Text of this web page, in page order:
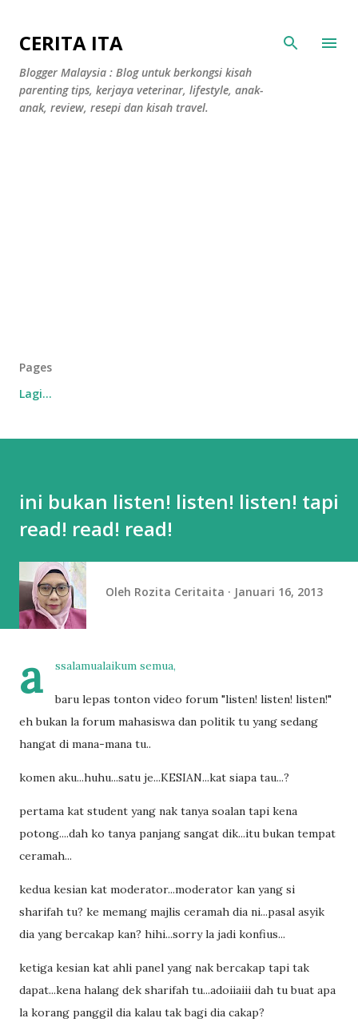
CERITA ITA
Blogger Malaysia : Blog untuk berkongsi kisah
parenting tips, kerjaya veterinar, lifestyle, anak-
anak, review, resepi dan kisah travel.
Pages
Lagi…
ini bukan listen! listen! listen! tapi
read! read! read!
Oleh Rozita Ceritaita Januari 16, 2013
a ssalamualaikum semua,
baru lepas tonton video forum "listen! listen! listen!"
eh bukan la forum mahasiswa dan politik tu yang sedang
hangat di mana-mana tu..
komen aku...huhu...satu je...KESIAN...kat siapa tau...?
pertama kat student yang nak tanya soalan tapi kena
potong....dah ko tanya panjang sangat dik...itu bukan tempat
ceramah...
kedua kesian kat moderator...moderator kan yang si
sharifah tu? ke memang majlis ceramah dia ni...pasal asyik
dia yang bercakap kan? hihi...sorry la jadi konfius...
ketiga kesian kat ahli panel yang nak bercakap tapi tak
dapat...kena halang dek sharifah tu...adoiiaiii dah tu buat apa
la korang panggil dia kalau tak bagi dia cakap?